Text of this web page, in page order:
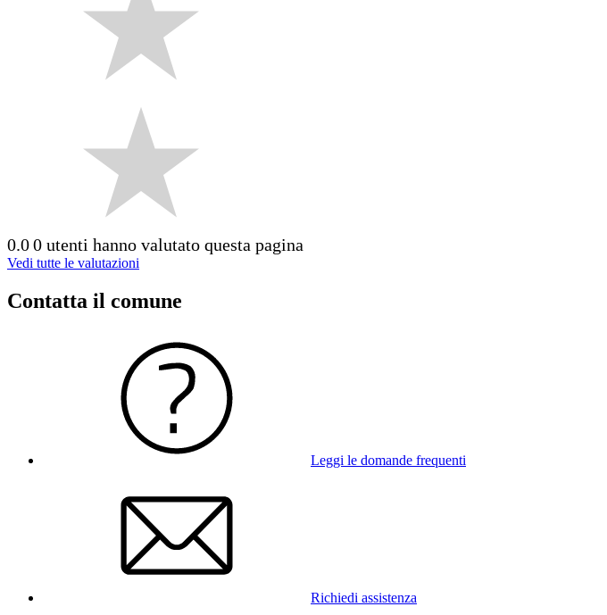
0.00 utenti hanno valutato questa pagina
Vedi tutte le valutazioni
Contatta il comune
Leggi le domande frequenti
Richiedi assistenza